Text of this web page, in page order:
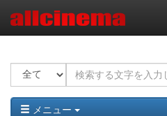
メニュー